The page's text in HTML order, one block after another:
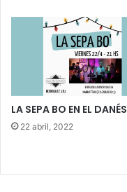
LA SEPA BO EN EL DANÉS
22 abril, 2022